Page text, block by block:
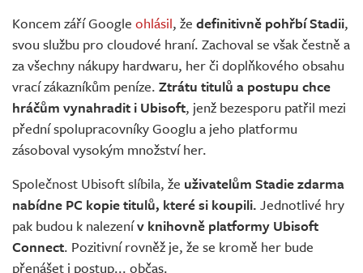
Živě
Koncem září Google ohlásil, že definitivně pohřbí Stadii,
svou službu pro cloudové hraní. Zachoval se však čestně a
za všechny nákupy hardwaru, her či doplňkového obsahu
vrací zákazníkům peníze. Ztrátu titulů a postupu chce
hráčům vynahradit i Ubisoft, jenž bezesporu patřil mezi
přední spolupracovníky Googlu a jeho platformu
zásoboval vysokým množství her.
Společnost Ubisoft slíbila, že uživatelům Stadie zdarma
nabídne PC kopie titulů, které si koupili. Jednotlivé hry
pak budou k nalezenív knihovně platformy Ubisoft
Connect. Pozitivní rovněž je, že se kromě her bude
přenášet i postup... občas.